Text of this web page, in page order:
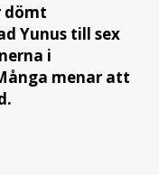
dömt
Yunus till sex
i
menar att